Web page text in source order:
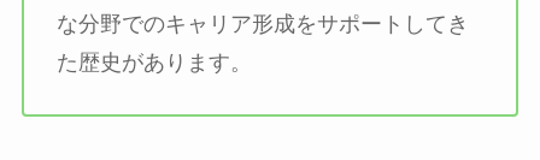
な分野でのキャリア形成をサポートしてき
た歴史があります。